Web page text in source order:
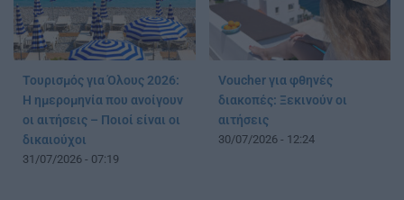
Τουρισμός για Όλους 2026:
Η ημερομηνία που ανοίγουν
οι αιτήσεις – Ποιοί είναι οι
δικαιούχοι
31/07/2026 - 07:19
Voucher για φθηνές
διακοπές: Ξεκινούν οι
αιτήσεις
30/07/2026 - 12:24